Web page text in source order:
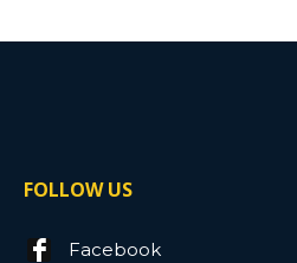
FOLLOW US
Facebook